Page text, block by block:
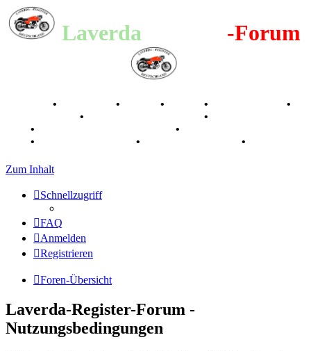
Laverda -Forum
• • • •
•
• •
• •
• • •
Zum Inhalt
Schnellzugriff
FAQ
Anmelden
Registrieren
Foren-Übersicht
Laverda-Register-Forum -
Nutzungsbedingungen